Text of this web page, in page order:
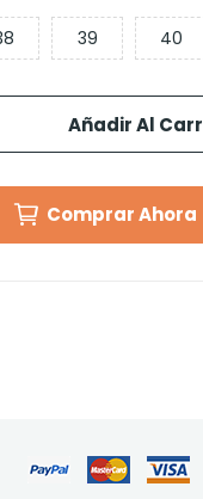
39 40
Añadir Al
Comprar Ahora